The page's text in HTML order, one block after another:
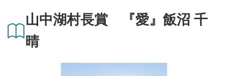
山中湖村長賞 『愛』飯沼 千
晴